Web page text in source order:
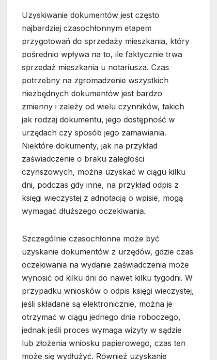
Uzyskiwanie dokumentów jest często
najbardziej czasochłonnym etapem
przygotowań do sprzedaży mieszkania, który
pośrednio wpływa na to, ile faktycznie trwa
sprzedaż mieszkania u notariusza. Czas
potrzebny na zgromadzenie wszystkich
niezbędnych dokumentów jest bardzo
zmienny i zależy od wielu czynników, takich
jak rodzaj dokumentu, jego dostępność w
urzędach czy sposób jego zamawiania.
Niektóre dokumenty, jak na przykład
zaświadczenie o braku zaległości
czynszowych, można uzyskać w ciągu kilku
dni, podczas gdy inne, na przykład odpis z
księgi wieczystej z adnotacją o wpisie, mogą
wymagać dłuższego oczekiwania.
Szczególnie czasochłonne może być
uzyskanie dokumentów z urzędów, gdzie czas
oczekiwania na wydanie zaświadczenia może
wynosić od kilku dni do nawet kilku tygodni. W
przypadku wniosków o odpis księgi wieczystej,
jeśli składane są elektronicznie, można je
otrzymać w ciągu jednego dnia roboczego,
jednak jeśli proces wymaga wizyty w sądzie
lub złożenia wniosku papierowego, czas ten
może się wydłużyć. Również uzyskanie